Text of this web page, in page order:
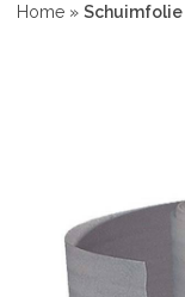
Home » Schuimfolie